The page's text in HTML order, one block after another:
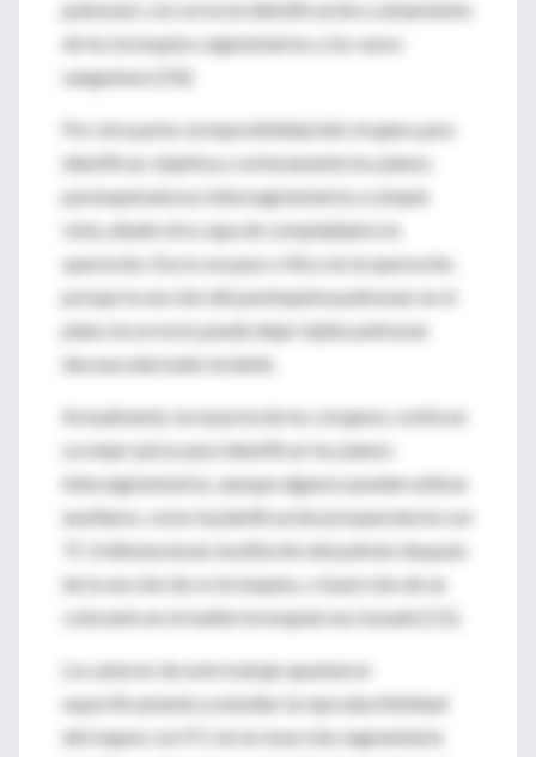
pulmonar y la correcta identificación y aislamiento
de los bronquios segmentarios y los vasos
sanguíneos [10].
Por otra parte, la imposibilidad del cirujano para
identificar objetiva y certeramente los planos
parenquimatosos intersegmentarios a simple
vista, añade otra capa de complejidad a la
operación. Ese es un paso crítico en la operación,
porque la sección del parénquima pulmonar en el
plano incorrecto puede dejar tejido pulmonar
desvascularizado inviable.
Actualmente, la mayoría de los cirujanos confía en
su mejor juicio para identificar los planos
intersegmentarios, aunque algunos pueden utilizar
auxiliares, como la planificación preoperatoria con
TC tridimensional, insuflación del pulmón después
de la sección de os bronquios, o inyección de un
colorante en el muñón bronquial seccionado [11].
Los autores de este trabajo apuntaron
específicamente a estudiar la reproductibilidad
del mapeo con FCI en la resección segmentaria